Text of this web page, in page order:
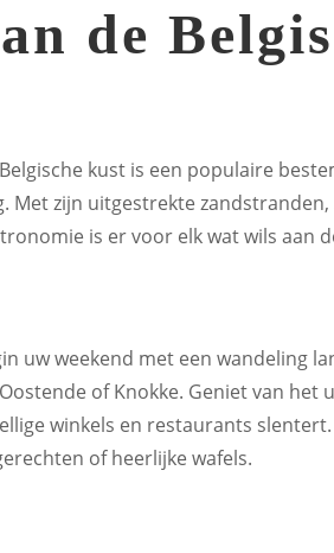
de
kust is een populaire
Met zijn uitgestrekte
is er voor elk wat wils aan
uw weekend met een wandeling
of Knokke. Geniet van
winkels en restaurants
of heerlijke wafels.